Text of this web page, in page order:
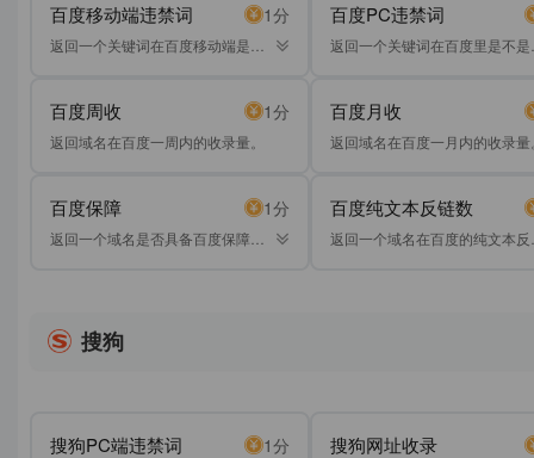
百度移动端违禁词 1分
返回一个关键词在百度移动端是不
百度PC违禁词
返回一个关键词在百度里是不是
百度周收 1分
返回域名在百度一周内的收录量。
百度月收
返回域名在百度一月内的收录量
百度保障 1分
返回一个域名是否具备百度保障标
百度纯文本反链数
返回一个域名在百度的纯文本反
搜狗
搜狗PC端违禁词 1分 搜狗网址收录